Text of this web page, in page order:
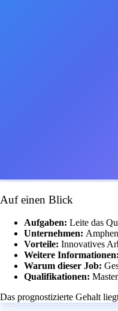
Auf einen Blick
Aufgaben: Leite das
Unternehmen:
Vorteile: Innovatives
Weitere Informationen:
Warum dieser Job:
Qualifikationen:
Das prognostizierte Gehalt